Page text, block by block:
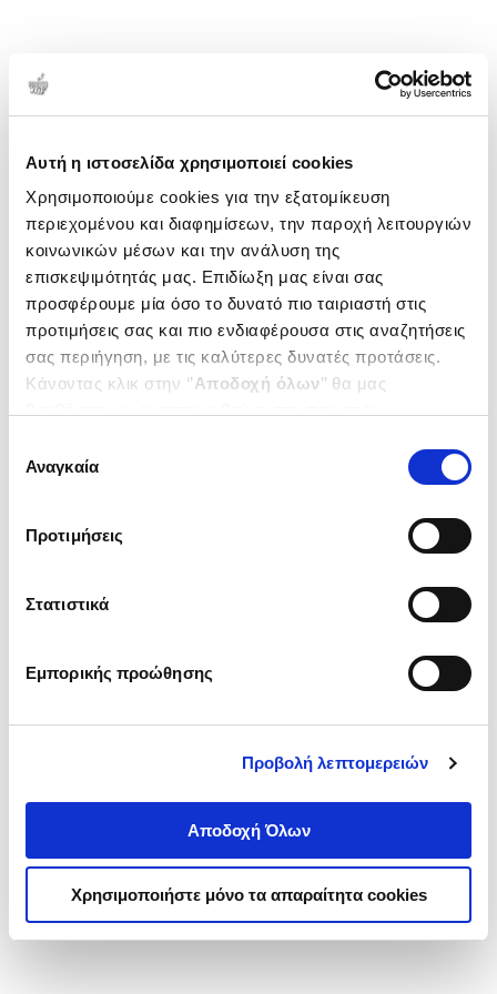
Αυτή η ιστοσελίδα χρησιμοποιεί cookies
Χρησιμοποιούμε cookies για την εξατομίκευση
περιεχομένου και διαφημίσεων, την παροχή λειτουργιών
κοινωνικών μέσων και την ανάλυση της
επισκεψιμότητάς μας. Επιδίωξη μας είναι σας
προσφέρουμε μία όσο το δυνατό πιο ταιριαστή στις
προτιμήσεις σας και πιο ενδιαφέρουσα στις αναζητήσεις
σας περιήγηση, με τις καλύτερες δυνατές προτάσεις.
Κάνοντας κλικ στην ‘’Αποδοχή όλων’’ θα μας
ενδιαφέρουν και να επιλέξετε από τα παρακάτω με την
΄΄και να ενημερωθείτε σχετικά με
συγκατάθεσης
Αναγκαία
Προτιμήσεις
Στατιστικά
Εμπορικής προώθησης
Προβολή λεπτομερειών
Αποδοχή Όλων
Χρησιμοποιήστε μόνο τα απαραίτητα cookies